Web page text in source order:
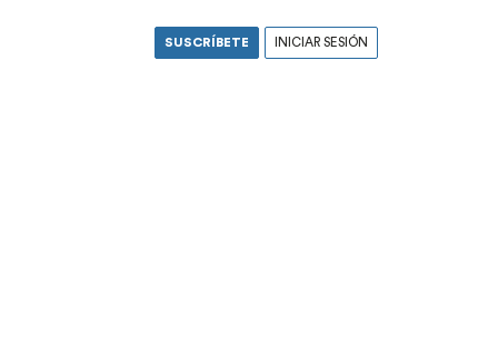
SUSCRÍBETE INICIAR SESIÓN